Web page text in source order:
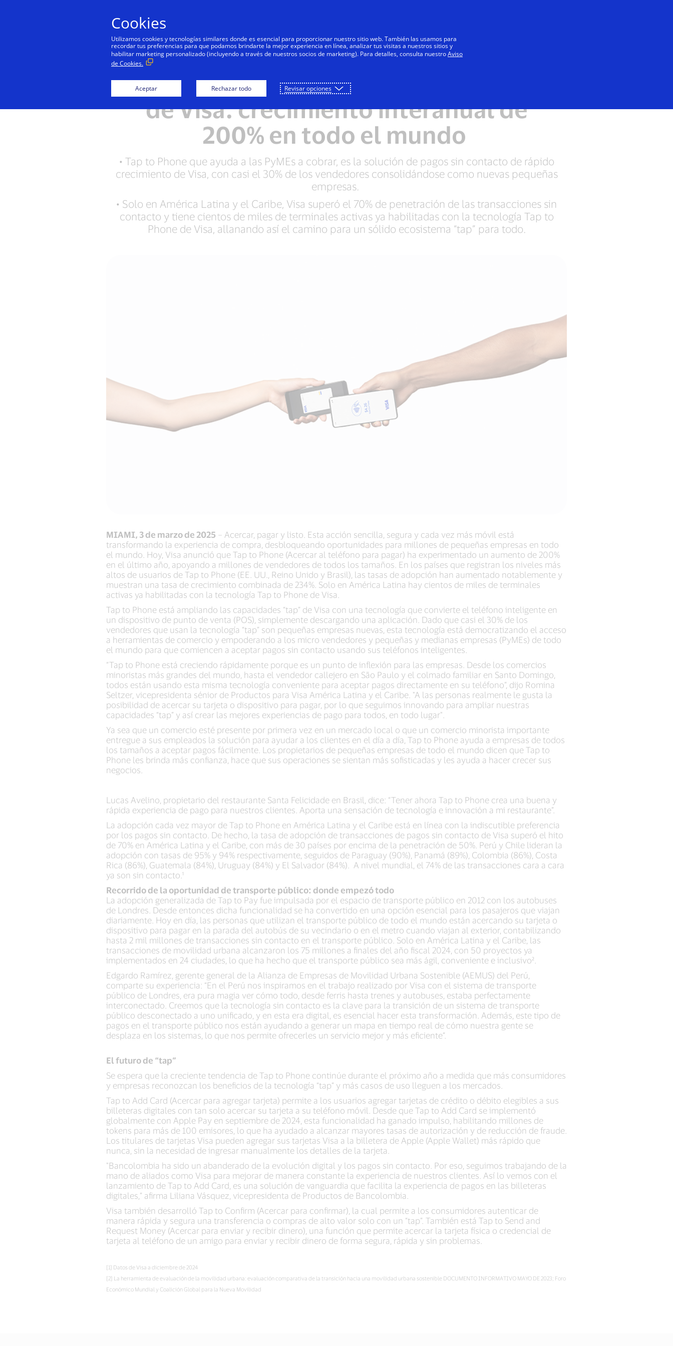
Personas Negocios Innovadores Todos
Se dispara la adopción de Tap to Phone
de Visa: crecimiento interanual de
200% en todo el mundo
• Tap to Phone que ayuda a las PyMEs a cobrar, es la solución de pagos sin contacto de rápido
crecimiento de Visa, con casi el 30% de los vendedores consolidándose como nuevas pequeñas
empresas.
• Solo en América Latina y el Caribe, Visa superó el 70% de penetración de las transacciones sin
contacto y tiene cientos de miles de terminales activas ya habilitadas con la tecnología Tap to
Phone de Visa, allanando así el camino para un sólido ecosistema “tap” para todo.
MIAMI, 3 de marzo de 2025 – Acercar, pagar y listo. Esta acción sencilla, segura y cada vez más móvil está
transformando la experiencia de compra, desbloqueando oportunidades para millones de pequeñas empresas en todo
el mundo. Hoy, Visa anunció que Tap to Phone (Acercar al teléfono para pagar) ha experimentado un aumento de 200%
en el último año, apoyando a millones de vendedores de todos los tamaños. En los países que registran los niveles más
altos de usuarios de Tap to Phone (EE. UU., Reino Unido y Brasil), las tasas de adopción han aumentado notablemente y
muestran una tasa de crecimiento combinada de 234%. Solo en América Latina hay cientos de miles de terminales
activas ya habilitadas con la tecnología Tap to Phone de Visa.
Tap to Phone está ampliando las capacidades “tap” de Visa con una tecnología que convierte el teléfono inteligente en
un dispositivo de punto de venta (POS), simplemente descargando una aplicación. Dado que casi el 30% de los
vendedores que usan la tecnología “tap” son pequeñas empresas nuevas, esta tecnología está democratizando el acceso
a herramientas de comercio y empoderando a los micro vendedores y pequeñas y medianas empresas (PyMEs) de todo
el mundo para que comiencen a aceptar pagos sin contacto usando sus teléfonos inteligentes.
“Tap to Phone está creciendo rápidamente porque es un punto de inflexión para las empresas. Desde los comercios
minoristas más grandes del mundo, hasta el vendedor callejero en São Paulo y el colmado familiar en Santo Domingo,
todos están usando esta misma tecnología conveniente para aceptar pagos directamente en su teléfono”, dijo Romina
Seltzer, vicepresidenta sénior de Productos para Visa América Latina y el Caribe. "A las personas realmente le gusta la
posibilidad de acercar su tarjeta o dispositivo para pagar, por lo que seguimos innovando para ampliar nuestras
capacidades “tap” y así crear las mejores experiencias de pago para todos, en todo lugar".
Ya sea que un comercio esté presente por primera vez en un mercado local o que un comercio minorista importante
entregue a sus empleados la solución para ayudar a los clientes en el día a día, Tap to Phone ayuda a empresas de todos
los tamaños a aceptar pagos fácilmente. Los propietarios de pequeñas empresas de todo el mundo dicen que Tap to
Phone les brinda más confianza, hace que sus operaciones se sientan más sofisticadas y les ayuda a hacer crecer sus
negocios.
Lucas Avelino, propietario del restaurante Santa Felicidade en Brasil, dice: “Tener ahora Tap to Phone crea una buena y
rápida experiencia de pago para nuestros clientes. Aporta una sensación de tecnología e innovación a mi restaurante”.
La adopción cada vez mayor de Tap to Phone en América Latina y el Caribe está en línea con la indiscutible preferencia
por los pagos sin contacto. De hecho, la tasa de adopción de transacciones de pagos sin contacto de Visa superó el hito
de 70% en América Latina y el Caribe, con más de 30 países por encima de la penetración de 50%. Perú y Chile lideran la
adopción con tasas de 95% y 94% respectivamente, seguidos de Paraguay (90%), Panamá (89%), Colombia (86%), Costa
Rica (86%), Guatemala (84%), Uruguay (84%) y El Salvador (84%). A nivel mundial, el 74% de las transacciones cara a cara
ya son sin contacto.¹
Recorrido de la oportunidad de transporte público: donde empezó todo
La adopción generalizada de Tap to Pay fue impulsada por el espacio de transporte público en 2012 con los autobuses
de Londres. Desde entonces dicha funcionalidad se ha convertido en una opción esencial para los pasajeros que viajan
diariamente. Hoy en día, las personas que utilizan el transporte público de todo el mundo están acercando su tarjeta o
dispositivo para pagar en la parada del autobús de su vecindario o en el metro cuando viajan al exterior, contabilizando
hasta 2 mil millones de transacciones sin contacto en el transporte público. Solo en América Latina y el Caribe, las
transacciones de movilidad urbana alcanzaron los 75 millones a finales del año fiscal 2024, con 50 proyectos ya
implementados en 24 ciudades, lo que ha hecho que el transporte público sea más ágil, conveniente e inclusivo².
Edgardo Ramírez, gerente general de la Alianza de Empresas de Movilidad Urbana Sostenible (AEMUS) del Perú,
comparte su experiencia: “En el Perú nos inspiramos en el trabajo realizado por Visa con el sistema de transporte
público de Londres, era pura magia ver cómo todo, desde ferris hasta trenes y autobuses, estaba perfectamente
interconectado. Creemos que la tecnología sin contacto es la clave para la transición de un sistema de transporte
público desconectado a uno unificado, y en esta era digital, es esencial hacer esta transformación. Además, este tipo de
pagos en el transporte público nos están ayudando a generar un mapa en tiempo real de cómo nuestra gente se
desplaza en los sistemas, lo que nos permite ofrecerles un servicio mejor y más eficiente”.
El futuro de “tap”
Se espera que la creciente tendencia de Tap to Phone continúe durante el próximo año a medida que más consumidores
y empresas reconozcan los beneficios de la tecnología “tap” y más casos de uso lleguen a los mercados.
Tap to Add Card (Acercar para agregar tarjeta) permite a los usuarios agregar tarjetas de crédito o débito elegibles a sus
billeteras digitales con tan solo acercar su tarjeta a su teléfono móvil. Desde que Tap to Add Card se implementó
globalmente con Apple Pay en septiembre de 2024, esta funcionalidad ha ganado impulso, habilitando millones de
tokens para más de 100 emisores, lo que ha ayudado a alcanzar mayores tasas de autorización y de reducción de fraude.
Los titulares de tarjetas Visa pueden agregar sus tarjetas Visa a la billetera de Apple (Apple Wallet) más rápido que
nunca, sin la necesidad de ingresar manualmente los detalles de la tarjeta.
"Bancolombia ha sido un abanderado de la evolución digital y los pagos sin contacto. Por eso, seguimos trabajando de la
mano de aliados como Visa para mejorar de manera constante la experiencia de nuestros clientes. Así lo vemos con el
lanzamiento de Tap to Add Card, es una solución de vanguardia que facilita la experiencia de pagos en las billeteras
digitales,” afirma Liliana Vásquez, vicepresidenta de Productos de Bancolombia.
Visa también desarrolló Tap to Confirm (Acercar para confirmar), la cual permite a los consumidores autenticar de
manera rápida y segura una transferencia o compras de alto valor solo con un “tap”. También está Tap to Send and
Request Money (Acercar para enviar y recibir dinero), una función que permite acercar la tarjeta física o credencial de
tarjeta al teléfono de un amigo para enviar y recibir dinero de forma segura, rápida y sin problemas.
[1] Datos de Visa a diciembre de 2024
[2] La herramienta de evaluación de la movilidad urbana: evaluación comparativa de la transición hacia una movilidad urbana sostenible DOCUMENTO INFORMATIVO MAYO DE 2023; Foro
Económico Mundial y Coalición Global para la Nueva Movilidad
Cookies
Utilizamos cookies y tecnologías similares donde es esencial para proporcionar nuestro sitio web. También las usamos para
recordar tus preferencias para que podamos brindarte la mejor experiencia en línea, analizar tus visitas a nuestros sitios y
habilitar marketing personalizado (incluyendo a través de nuestros socios de marketing). Para detalles, consulta nuestroAviso
de Cookies.
Aceptar Rechazar todo Revisar opciones